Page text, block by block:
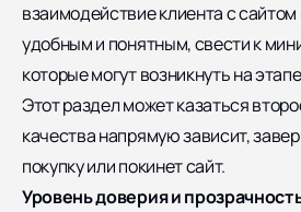
взаимодействие клиента с
удобным и понятным, свести к
которые могут возникнуть на
Этот раздел может казаться
качества напрямую зависит,
покупку или покинет сайт.
Уровень доверия и